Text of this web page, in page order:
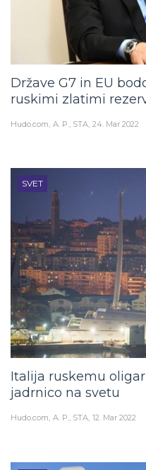
Države G7 in EU
ruskimi zlatimi
Hudo.com A. P., STA 24. Mar 2022
SVET
Italija ruskemu
jadrnico na svetu
Hudo.com A. P., STA 12. Mar 2022